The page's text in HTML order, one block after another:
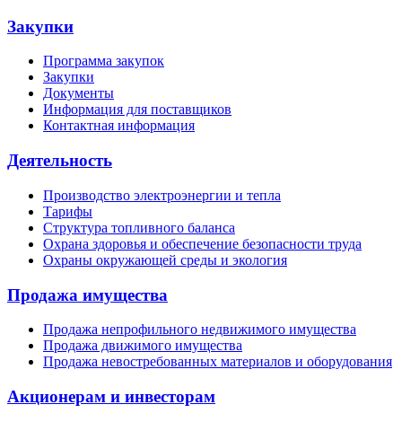
Закупки
Программа закупок
Закупки
Документы
Информация для поставщиков
Контактная информация
Деятельность
Производство электроэнергии и тепла
Тарифы
Структура топливного баланса
Охрана здоровья и обеспечение безопасности труда
Охраны окружающей среды и экология
Продажа имущества
Продажа непрофильного недвижимого имущества
Продажа движимого имущества
Продажа невостребованных материалов и оборудования
Акционерам и инвесторам